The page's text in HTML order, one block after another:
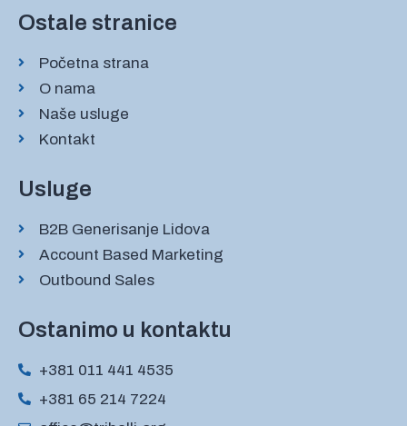
Ostale stranice
Početna strana
O nama
Naše usluge
Kontakt
Usluge
B2B Generisanje Lidova
Account Based Marketing
Outbound Sales
Ostanimo u kontaktu
+381 011 441 4535
+381 65 214 7224